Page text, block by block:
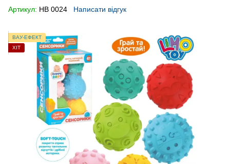
Артикул: HB 0024 Написати відгук
ВАУ-ЕФЕКТ
ХІТ